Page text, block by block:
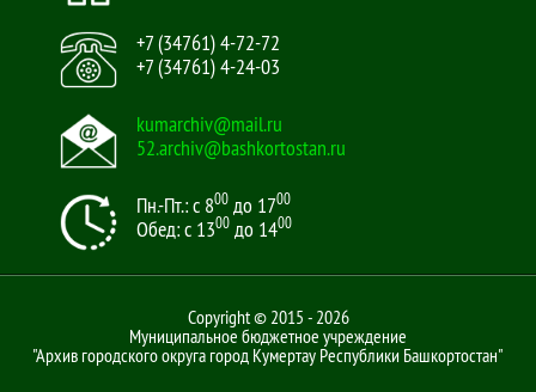
+7 (34761) 4-72-72
+7 (34761) 4-24-03
kumarchiv@mail.ru
52.archiv@bashkortostan.ru
Пн.-Пт.: с 800 до 1700
Обед: с 1300 до 1400
Copyright © 2015 - 2026
Муниципальное бюджетное учреждение
"Архив городского округа город Кумертау Республики Башкортостан"